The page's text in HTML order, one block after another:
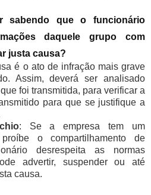
sabendo que o funcionário
daquele grupo com
justa causa?
é o ato de infração mais grave
Assim, deverá ser analisado
foi transmitida, para verificar a
para que se justifique a
: Se a empresa tem um
o compartilhamento de
desrespeita as normas
advertir, suspender ou até
causa.